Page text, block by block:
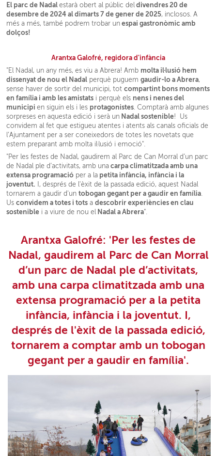
El parc de Nadalestarà obert al públic del divendres 20 de
desembre de 2024 al dimarts 7 de gener de 2025, inclosos. A
més a més, també podrem trobar un espai gastronòmic amb
dolços!
Arantxa Galofré, regidora d'infància
"El Nadal, un any més, es viu a Abrera! Amb molta il·lusió hem
dissenyat de nou el Nadal perquè puguemgaudir-lo a Abrera,
sense haver de sortir del municipi, totcompartint bons moments
en família i amb les amistats i perquè els nens i nenes del
municipien siguin els i les protagonistes . Comptarà amb algunes
sorpreses en aquesta edició i serà un Nadal sostenible! Us
convidem al fet que estigueu atentes i atents als canals oficials de
l’Ajuntament per a ser coneixedors de totes les novetats que
estem preparant amb molta il·lusió i emoció".
"Per les festes de Nadal, gaudirem al Parc de Can Morral d’un parc
de Nadal ple d’activitats, amb una carpa climatitzada amb una
extensa programació per a la petita infància, infància i la
joventut. I, després de l'èxit de la passada edició, aquest Nadal
tornarem a gaudir d'untobogan gegant per a gaudir en família.
Usconvidem a totes i tots adescobrir experiències en clau
sostenible i a viure de nou el Nadal a Abrera".
Arantxa Galofré: 'Per les festes de
Nadal, gaudirem al Parc de Can Morral
d’un parc de Nadal ple d’activitats,
amb una carpa climatitzada amb una
extensa programació per a la petita
infància, infància i la joventut. I,
després de l'èxit de la passada edició,
tornarem a comptar amb un tobogan
gegant per a gaudir en família'.